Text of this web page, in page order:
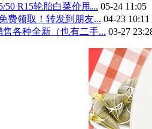
50 R15轮胎白菜价甩... 05-24 11:05
费领取！转发到朋友... 04-23 10:11
各种全新（也有二手... 03-27